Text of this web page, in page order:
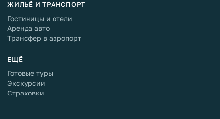
ЖИЛЬЁ И ТРАНСПОРТ
Гостиницы и отели
Аренда авто
Трансфер в аэропорт
ЕЩЁ
Готовые туры
Экскурсии
Страховки